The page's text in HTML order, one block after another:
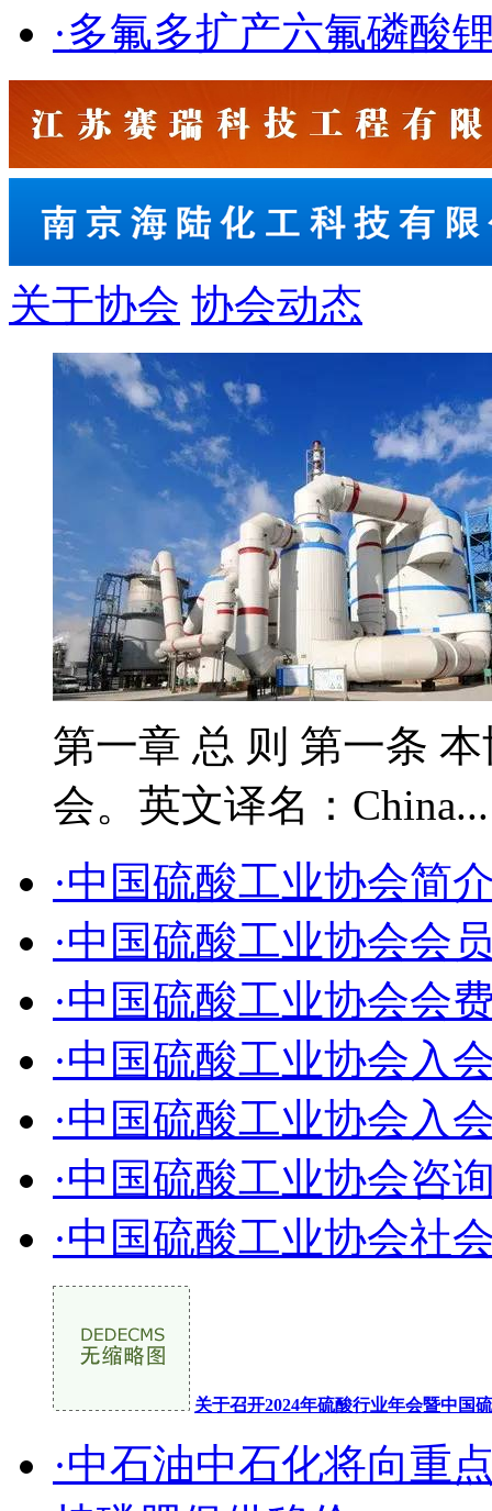
·多氟多扩产六氟磷酸
关于协会 协会动态
第一章 总 则 第一条
会。英文译名：
·中国硫酸工业协会简
·中国硫酸工业协会会
·中国硫酸工业协会会
·中国硫酸工业协会入
·中国硫酸工业协会入
·中国硫酸工业协会咨
·中国硫酸工业协会社
关于召开2024年硫酸行业年会暨中国
·中石油中石化将向重